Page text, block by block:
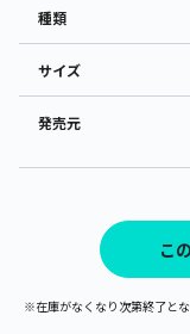
種類
サイズ
発売元
こ
※在庫がなくなり次第終了と